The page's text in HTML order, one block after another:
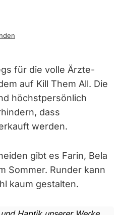
für die volle Ärzte-
auf Kill Them All. Die
höchstpersönlich
dass
werden.
gibt es Farin, Bela
Sommer. Runder kann
kaum gestalten.